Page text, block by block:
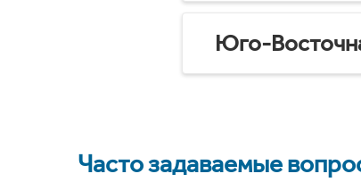
Юго-
Часто задаваемые